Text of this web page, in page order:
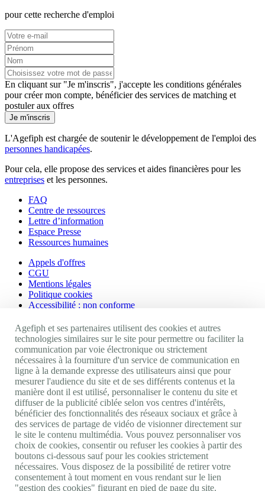
pour cette recherche d'emploi
En cliquant sur "Je m'inscris", j'accepte les conditions générales
pour créer mon compte, bénéficier des services de matching et
postuler aux offres
Je m'inscris
L'Agefiph est chargée de soutenir le développement de l'emploi des
personnes handicapées.
Pour cela, elle propose des services et aides financières pour les
entreprises et les personnes.
FAQ
Centre de ressources
Lettre d’information
Espace Presse
Ressources humaines
Appels d'offres
CGU
Mentions légales
Politique cookies
Accessibilité : non conforme
Nos autres sites
Site portail Agefiph
Activateur de progrès
Handinnov
Innovation et recherche
Université du RRH
Service AppuiPro
Nous suivre
Youtube
Linkedin
Facebook
Agefiph et ses partenaires utilisent des cookies et autres
technologies similaires sur le site pour permettre ou faciliter la
communication par voie électronique ou strictement
nécessaires à la fourniture d'un service de communication en
ligne à la demande expresse des utilisateurs ainsi que pour
mesurer l'audience du site et de ses différents contenus et la
manière dont il est utilisé, personnaliser le contenu du site et
diffuser de la publicité ciblée selon vos centres d'intérêts,
bénéficier des fonctionnalités des réseaux sociaux et grâce à
des services de partage de vidéo de visionner directement sur
le site le contenu multimédia. Vous pouvez personnaliser vos
choix de cookies, consentir ou refuser les cookies à partir des
boutons ci-dessous sauf pour les cookies strictement
nécessaires. Vous disposez de la possibilité de retirer votre
consentement à tout moment en vous rendant sur le lien
"gestion des cookies" figurant en pied de page du site.